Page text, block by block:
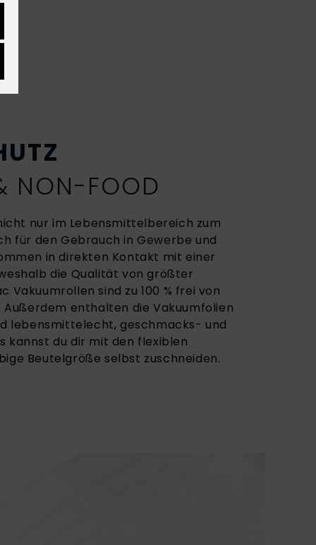
NON-FOOD
nur im Lebensmittelbereich zum
für den Gebrauch in Gewerbe und
in direkten Kontakt mit einer
die Qualität von größter
Vakuumrollen sind zu 100 % frei von
Außerdem enthalten die Vakuumfolien
lebensmittelecht, geschmacks- und
kannst du dir mit den flexiblen
Beutelgröße selbst zuschneiden.